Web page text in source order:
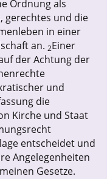
Ordnung als
gerechtes und die
in einer
an. 2Einer
der Achtung der
und
die
Kirche und Staat
entscheidet und
Angelegenheiten
Gesetze.